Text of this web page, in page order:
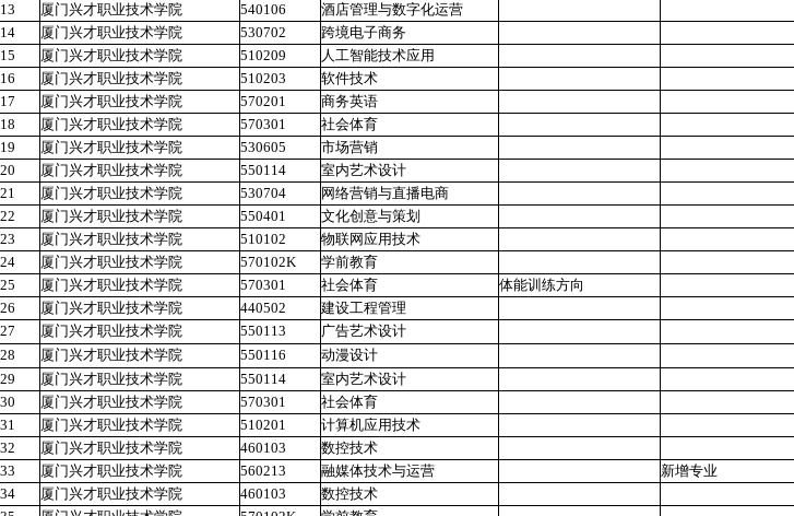
13
厦门兴才职业技术学院 540106 酒店管理与数字化运营
14
厦门兴才职业技术学院 530702 跨境电子商务
15
厦门兴才职业技术学院 510209 人工智能技术应用
16
厦门兴才职业技术学院 510203 软件技术
17
厦门兴才职业技术学院 570201 商务英语
18
厦门兴才职业技术学院 570301 社会体育
19
厦门兴才职业技术学院 530605 市场营销
20
厦门兴才职业技术学院 550114 室内艺术设计
21
厦门兴才职业技术学院 530704 网络营销与直播电商
22
厦门兴才职业技术学院 550401 文化创意与策划
23
厦门兴才职业技术学院 510102 物联网应用技术
24
厦门兴才职业技术学院 570102K 学前教育
25
厦门兴才职业技术学院 570301 社会体育 体能训练方向
26
厦门兴才职业技术学院 440502 建设工程管理
27
厦门兴才职业技术学院 550113 广告艺术设计
28
厦门兴才职业技术学院 550116 动漫设计
29
厦门兴才职业技术学院 550114 室内艺术设计
30
厦门兴才职业技术学院 570301 社会体育
31
厦门兴才职业技术学院 510201 计算机应用技术
32
厦门兴才职业技术学院 460103 数控技术
33
厦门兴才职业技术学院 560213 融媒体技术与运营 新增专业
34
厦门兴才职业技术学院 460103 数控技术